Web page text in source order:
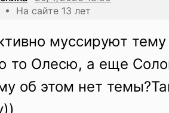
На сайте 13 лет
муссируют
то Олесю, а еще
об этом нет